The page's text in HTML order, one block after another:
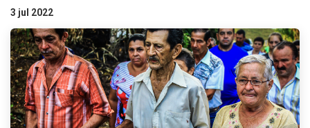
3 jul 2022